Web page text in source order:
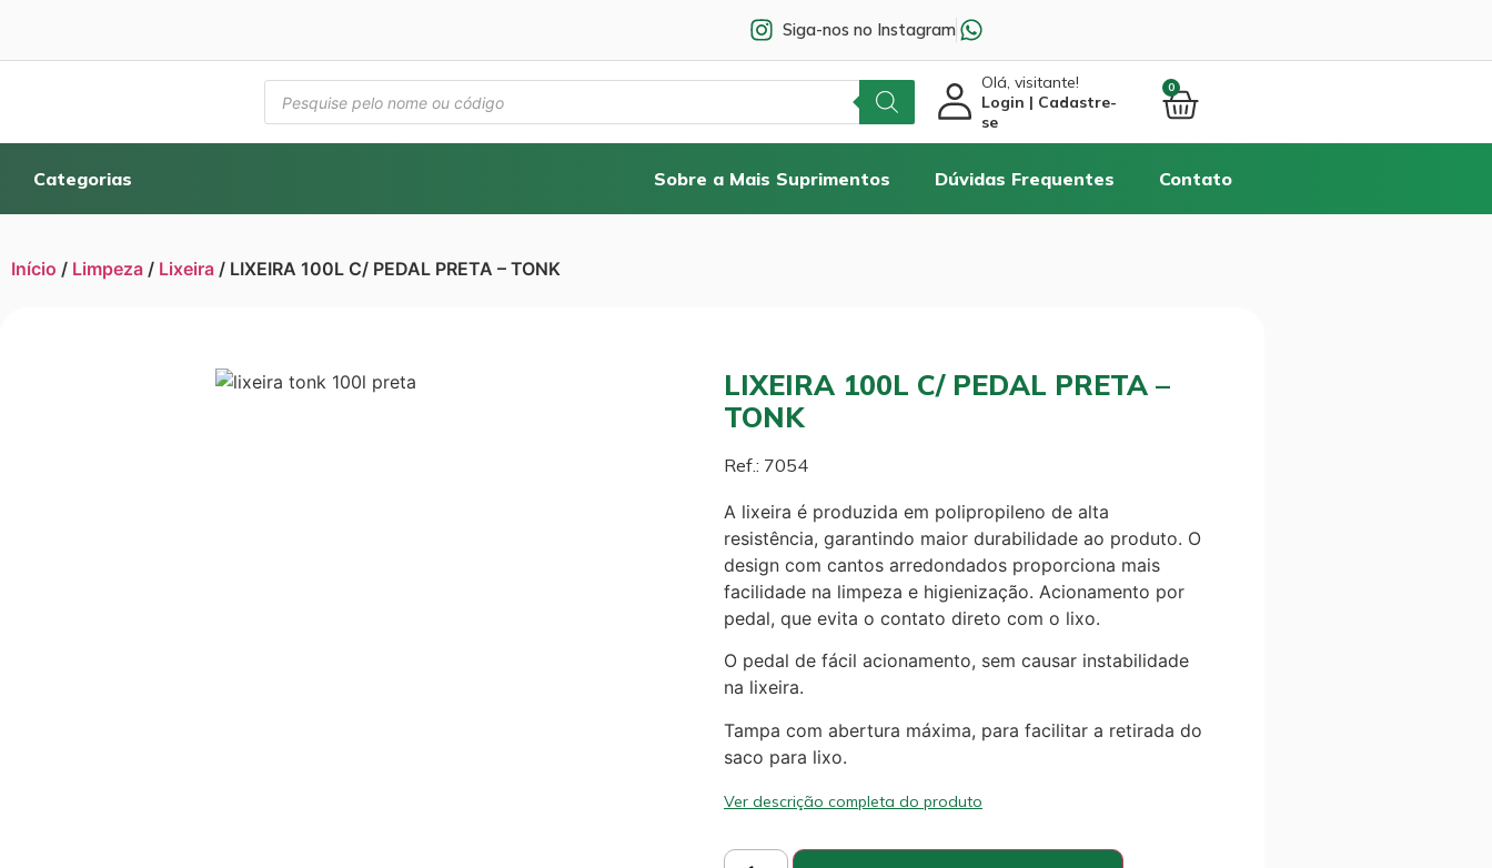
Siga-nos no Instagram
Olá, visitante!
Login | Cadastre-
se
0
Categorias Sobre a Mais Suprimentos Dúvidas Frequentes Contato
Início / Limpeza / Lixeira / LIXEIRA 100L C/ PEDAL PRETA – TONK
LIXEIRA 100L C/ PEDAL PRETA –
TONK
Ref.: 7054
A lixeira é produzida em polipropileno de alta
resistência, garantindo maior durabilidade ao produto. O
design com cantos arredondados proporciona mais
facilidade na limpeza e higienização. Acionamento por
pedal, que evita o contato direto com o lixo.
O pedal de fácil acionamento, sem causar instabilidade
na lixeira.
Tampa com abertura máxima, para facilitar a retirada do
saco para lixo.
Ver descrição completa do produto